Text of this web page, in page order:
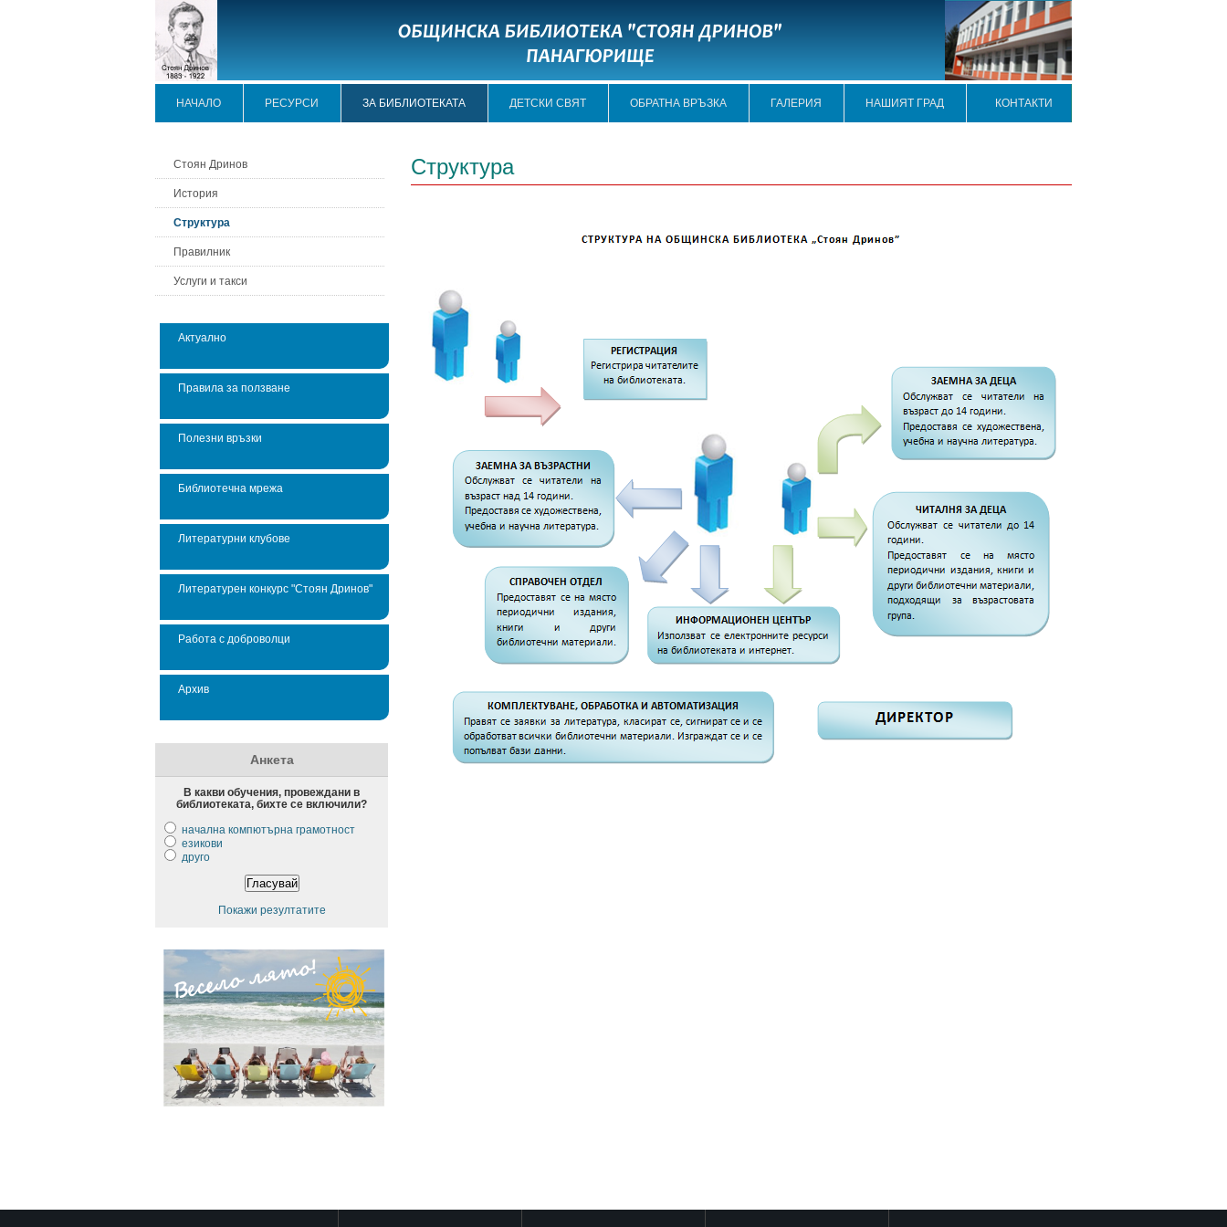
НАЧАЛО РЕСУРСИ ЗА БИБЛИОТЕКАТА ДЕТСКИ СВЯТ ОБРАТНА ВРЪЗКА ГАЛЕРИЯ НАШИЯТ ГРАД КОНТАКТИ
Стоян Дринов
История
Структура
Правилник
Услуги и такси
Актуално
Правила за ползване
Полезни връзки
Библиотечна мрежа
Литературни клубове
Литературен конкурс "Стоян Дринов"
Работа с доброволци
Архив
Анкета
В какви обучения, провеждани в
библиотеката, бихте се включили?
начална компютърна грамотност
езикови
друго
Покажи резултатите
Структура